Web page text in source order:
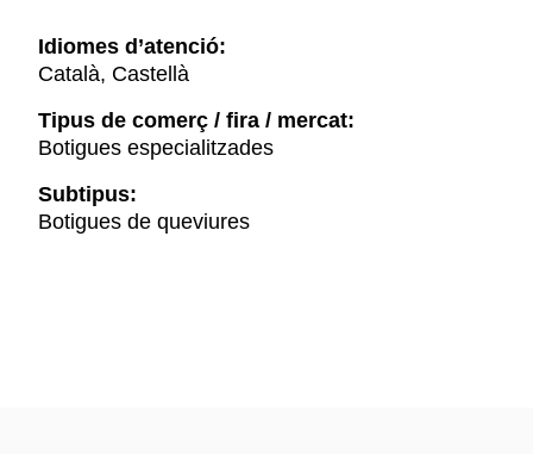
Idiomes d’atenció:
Català, Castellà
Tipus de comerç / fira / mercat:
Botigues especialitzades
Subtipus:
Botigues de queviures